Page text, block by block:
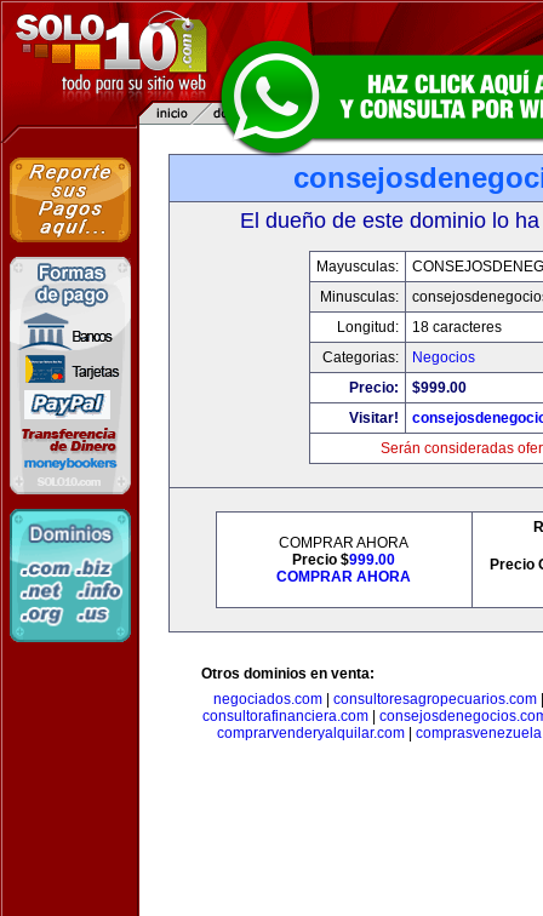
El dueño de este dominio lo
Mayusculas:
Minusculas:
Longitud:
18 caracteres
Categorias:
Negocios
Precio:
$999.00
Visitar!
Serán consideradas
COMPRAR AHORA
Precio $999.00
COMPRAR AHORA
Precio
Otros dominios en venta:
negociados.com
consultoresagropecuarios.com
consultorafinanciera.com|
comprarvenderyalquilar.com|